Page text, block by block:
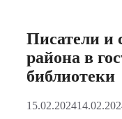
Писатели и
района в
библиотеки
15.02.2024